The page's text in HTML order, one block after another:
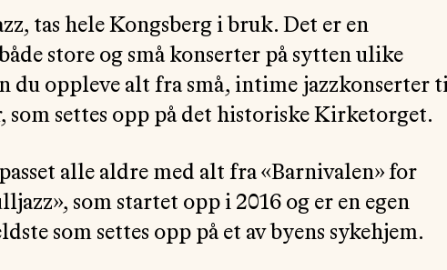
tas hele Kongsberg i bruk. Det er en
store og små konserter på sytten ulike
du oppleve alt fra små, intime jazzkonserter
som settes opp på det historiske Kirketorget.
alle aldre med alt fra «Barnivalen» for
som startet opp i 2016 og er en egen
som settes opp på et av byens sykehjem.